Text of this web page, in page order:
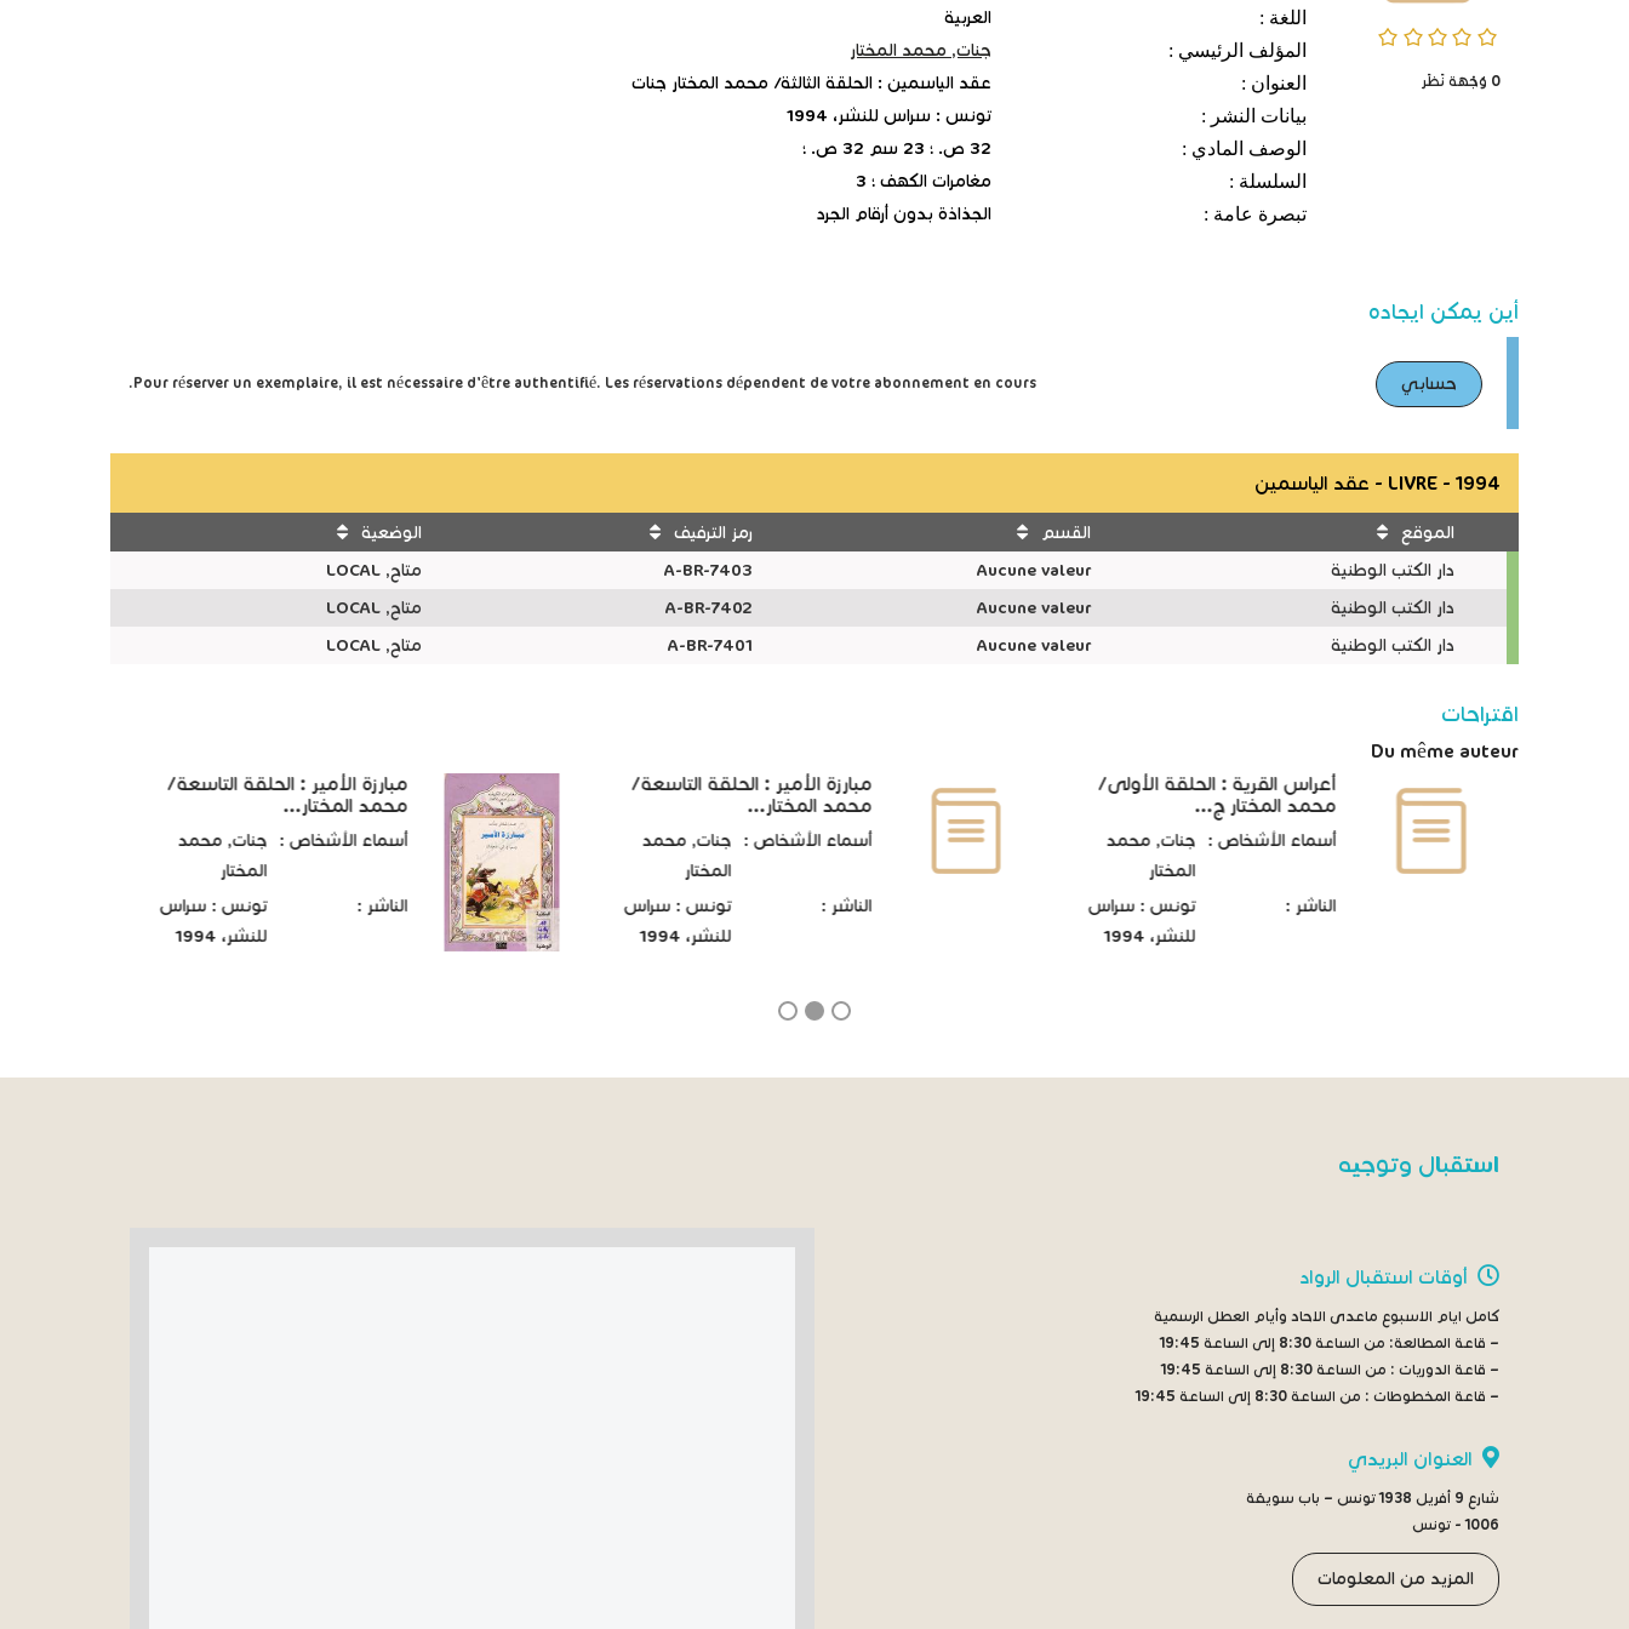
0/5
0 وُجْهَة نَظَر
اللغة :
العربية
المؤلف الرئيسي :
جنات, محمد المختار
العنوان :
عقد الياسمين : الحلقة الثالثة/ محمد المختار جنات
بيانات النشر :
تونس : سراس للنشر، 1994
الوصف المادي :
32 ص. ؛ 23 سم 32 ص. ؛
السلسلة :
مغامرات الكهف ؛ 3
تبصرة عامة :
الجذاذة بدون أرقام الجرد
أين يمكن ايجاده
Pour réserver un exemplaire, il est nécessaire d'être authentifié. Les réservations dépendent de votre abonnement en cours. حسابي
LIVRE - 1994 - عقد الياسمين
الموقع القسم رمز الترفيف
الوضعية
دار الكتب الوطنية
Aucune valeur
A-BR-7403
متاح, LOCAL
دار الكتب الوطنية
Aucune valeur
A-BR-7402
متاح, LOCAL
دار الكتب الوطنية
Aucune valeur
A-BR-7401 متاح, LOCAL
اقتراحات
Du même auteur
مبارزة الأمير : الحلقة التاسعة/
محمد المختار...
أسماء الأشخاص :
جنات, محمد
المختار
الناشر :
تونس : سراس
للنشر، 1994
أعراس القرية : الحلقة الأولى/
محمد المختار ج...
أسماء الأشخاص :
جنات, محمد
المختار
الناشر :
تونس : سراس
للنشر، 1994
مبارزة الأمير : الحلقة التاسعة/
محمد المختار...
أسماء الأشخاص :
جنات, محمد
المختار
الناشر :
تونس : سراس
للنشر، 1994
استقبال وتوجيه
أوقات استقبال الرواد
كامل ايام الاسبوع ماعدى الاحاد وأيام العطل الرسمية
– قاعة المطالعة: من الساعة 8:30 إلى الساعة 19:45
– قاعة الدوريات : من الساعة 8:30 إلى الساعة 19:45
– قاعة المخطوطات : من الساعة 8:30 إلى الساعة 19:45
العنوان البريدي
شارع 9 أفريل 1938 تونس – باب سويقة
1006 - تونس
المزيد من المعلومات